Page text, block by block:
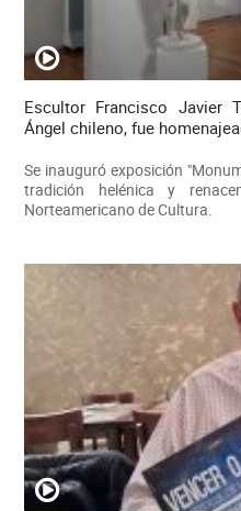
Escultor Francisco Javier
Ángel chileno, fue
Se inauguró exposición
tradición helénica y
Norteamericano de Cultura.